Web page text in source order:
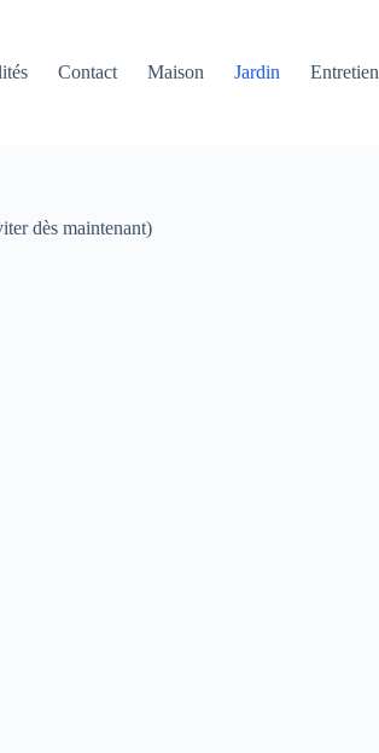
Contact Maison Jardin Entretien
dès maintenant)